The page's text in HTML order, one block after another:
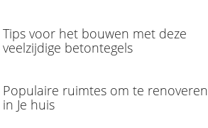
Tips voor het bouwen met deze
veelzijdige betontegels
Populaire ruimtes om te renoveren
in Je huis